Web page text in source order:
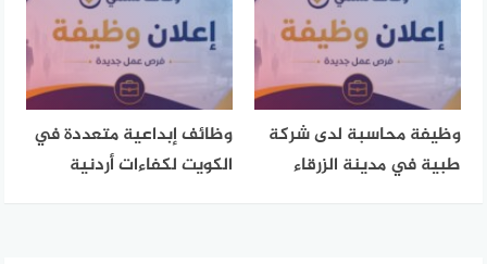
وظيفة محاسبة لدى شركة
طبية في مدينة الزرقاء
وظائف إبداعية متعددة في
الكويت لكفاءات أردنية